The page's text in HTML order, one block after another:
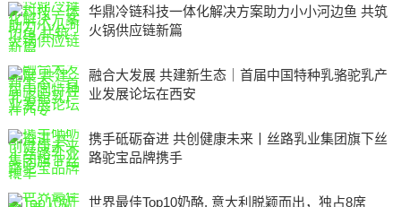
华鼎冷链科技一体化解决方案助力小小河边鱼 共筑
火锅供应链新篇
融合大发展 共建新生态｜首届中国特种乳骆驼乳产
业发展论坛在西安
携手砥砺奋进 共创健康未来丨丝路乳业集团旗下丝
路驼宝品牌携手
世界最佳Top10奶酪, 意大利脱颖而出，独占8席